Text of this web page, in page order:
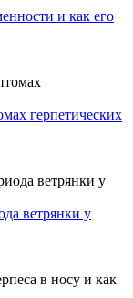
и как его
герпетических
ветрянки у